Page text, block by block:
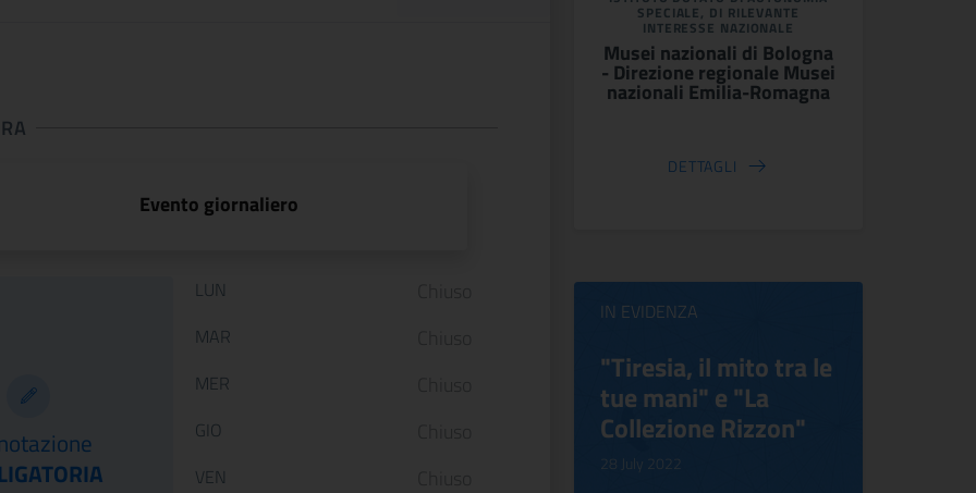
Evento giornaliero
Orario di apertura:
LUN
MAR
MER
GIO
VEN
SPECIALE, DI RILEVANTE
INTERESSE NAZIONALE
Musei nazionali di Bologna
- Direzione regionale Musei
nazionali Emilia-Romagna
DETTAGLI
IN EVIDENZA
1937-1947.
Capolavori salvati
dalla guerra
"Tiresia, il mito tra le
tue mani" e "La
Collezione Rizzon"
28 July 2022